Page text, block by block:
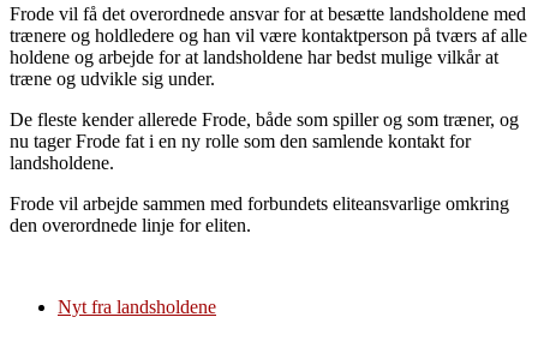
Frode vil få det overordnede ansvar for at besætte landsholdene med
trænere og holdledere og han vil være kontaktperson på tværs af alle
holdene og arbejde for at landsholdene har bedst mulige vilkår at
træne og udvikle sig under.
De fleste kender allerede Frode, både som spiller og som træner, og
nu tager Frode fat i en ny rolle som den samlende kontakt for
landsholdene.
Frode vil arbejde sammen med forbundets eliteansvarlige omkring
den overordnede linje for eliten.
Nyt fra landsholdene